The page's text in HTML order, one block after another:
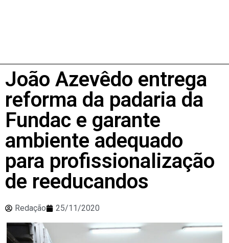
João Azevêdo entrega
reforma da padaria da
Fundac e garante
ambiente adequado
para profissionalização
de reeducandos
Redação 25/11/2020